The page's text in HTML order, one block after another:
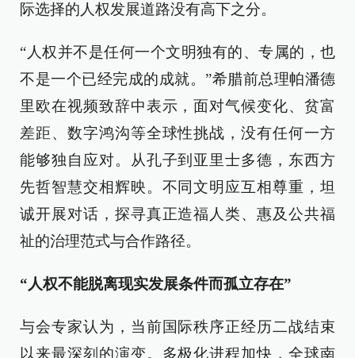
际选择的人权发展道路没有高下之分。
“人权并不是任何一个文明独有的、专属的，也
不是一个已经完成的成就。”希腊前总理帕潘德
里欧在视频致辞中表示，面对气候变化、贫富
差距、数字鸿沟等全球性挑战，没有任何一方
能够独自应对。从孔子到亚里士多德，东西方
先哲智慧交相辉映。不同文明应互相尊重，坦
诚开展对话，探寻真正造福人类、惠及公共福
祉的治理范式与合作路径。
“人权不能脱离现实发展条件而孤立存在”
与会专家认为，当前国际秩序正经历二战结束
以来最深刻的演变。多极化进程加快，全球南